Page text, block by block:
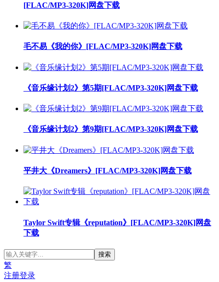
[FLAC/MP3-320K]网盘下载
毛不易《我的你》[FLAC/MP3-320K]网盘下载
《音乐缘计划2》第5期[FLAC/MP3-320K]网盘下载
《音乐缘计划2》第9期[FLAC/MP3-320K]网盘下载
平井大《Dreamers》[FLAC/MP3-320K]网盘下载
Taylor Swift专辑《reputation》[FLAC/MP3-320K]网盘
下载
繁
注册登录